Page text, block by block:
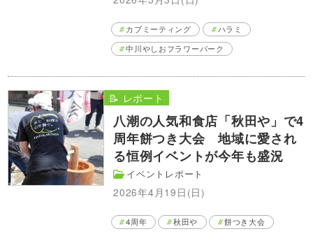
カブミーティング
ハラミ
中川やしおフラワーパーク
八潮の人気和食店「秋田や」で4
周年餅つき大会 地域に愛され
る恒例イベントが今年も盛況
イベントレポート
2026年4月19日(日)
📝 レポート
4周年 秋田や 餅つき大会